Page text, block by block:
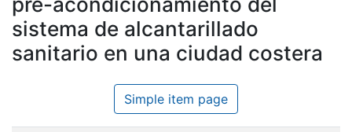
sistema de alcantarillado
sanitario en una ciudad costera
Simple item page